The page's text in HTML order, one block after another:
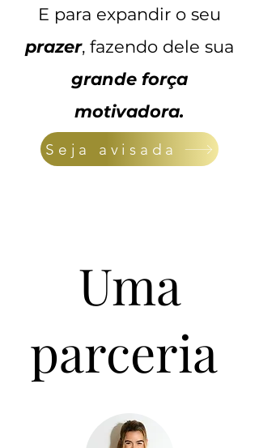
E para expandir o seu
prazer, fazendo dele sua
grande força
motivadora.
Seja avisada
Uma
parceria